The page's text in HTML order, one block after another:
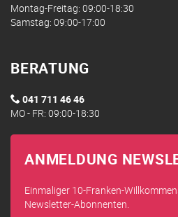
Montag-Freitag: 09:00-18:30
Samstag: 09:00-17:00
BERATUNG
041 711 46 46
MO - FR: 09:00-18:30
ANMELDUNG
Einmaliger 10-Franken-
Newsletter-Abonnenten.